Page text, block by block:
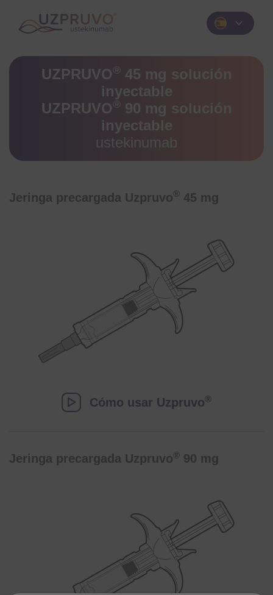
expand_more
UZPRUVO®45 mg solución
inyectable
UZPRUVO®90 mg solución
inyectable
ustekinumab
Jeringa precargada Uzpruvo ® 45 mg
Cómo usar Uzpruvo®
Jeringa precargada Uzpruvo ® 90 mg